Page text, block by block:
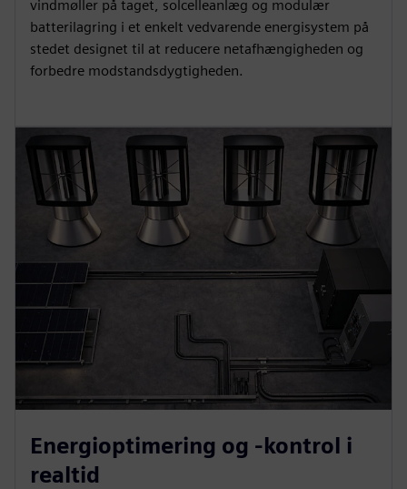
vindmøller på taget, solcelleanlæg og modulær
batterilagring i et enkelt vedvarende energisystem på
stedet designet til at reducere netafhængigheden og
forbedre modstandsdygtigheden.
Energioptimering og -kontrol i
realtid